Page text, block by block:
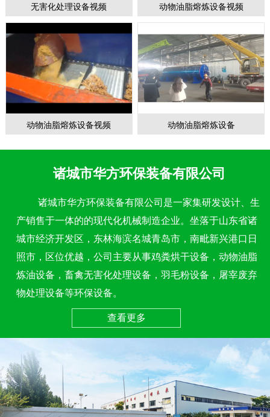
无害化处理设备视频 动物油脂熔炼设备视频
动物油脂熔炼设备视频 动物油脂熔炼设备
诸城市华方环保装备有限公司
诸城市华方环保装备有限公司是一家集研发设计、生
产销售于一体的的现代化机械制造企业。坐落于山东省诸
城市经济开发区，东林海滨名城青岛市，南毗新兴港口日
照市，区位优越，公司主要从事鸡粪烘干设备，动物油脂
炼油设备，畜禽无害化处理设备，羽毛粉设备，屠宰废弃
物处理设备等环保设备。
查看更多